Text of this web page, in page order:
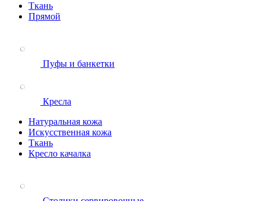
Ткань
Прямой
Пуфы и банкетки
Кресла
Натуральная кожа
Искусственная кожа
Ткань
Кресло качалка